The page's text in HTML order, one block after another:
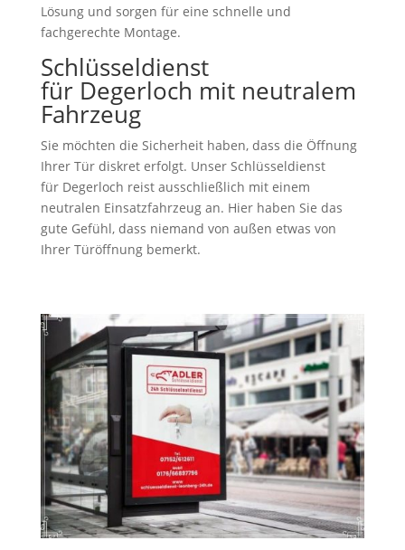
Lösung und sorgen für eine schnelle und
fachgerechte Montage.
Schlüsseldienst
für Degerloch mit neutralem
Fahrzeug
Sie möchten die Sicherheit haben, dass die Öffnung
Ihrer Tür diskret erfolgt. Unser Schlüsseldienst
für Degerloch reist ausschließlich mit einem
neutralen Einsatzfahrzeug an. Hier haben Sie das
gute Gefühl, dass niemand von außen etwas von
Ihrer Türöffnung bemerkt.